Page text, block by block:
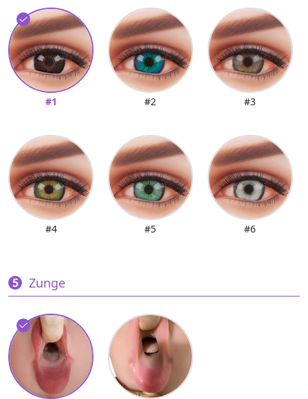
#1 #2 #3
#4 #5 #6
Zunge